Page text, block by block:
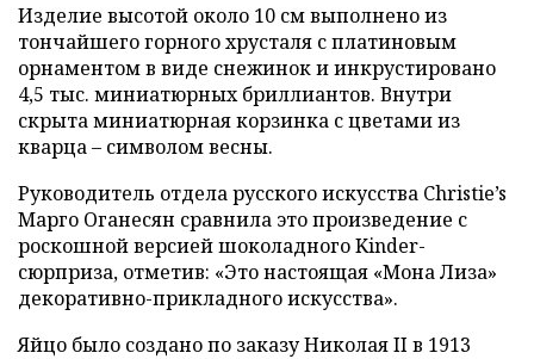
Изделие высотой около 10 см выполнено из
тончайшего горного хрусталя с платиновым
орнаментом в виде снежинок и инкрустировано
4,5 тыс. миниатюрных бриллиантов. Внутри
скрыта миниатюрная корзинка с цветами из
кварца – символом весны.
Руководитель отдела русского искусства Christie’s
Марго Оганесян сравнила это произведение с
роскошной версией шоколадного Kinder-
сюрприза, отметив: «Это настоящая «Мона Лиза»
декоративно-прикладного искусства».
Яйцо было создано по заказу Николая II в 1913